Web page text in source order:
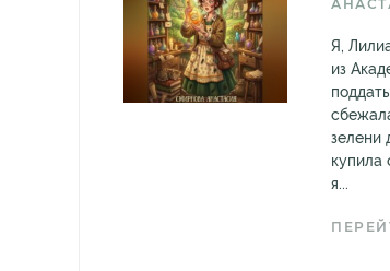
Я,
из
зелени
купила
я...